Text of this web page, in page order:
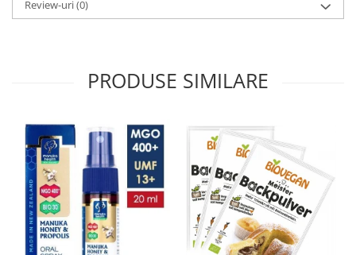
Review-uri(0)
PRODUSE SIMILARE